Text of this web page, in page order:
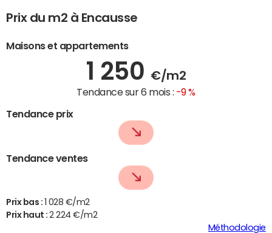
Prix du m2 à Encausse
Maisons et appartements
1 250 €/m2
Tendance sur 6 mois : -9 %
Tendance prix
Tendance ventes
Prix bas :
1 028 €/m2
Prix haut :2 224 €/m2
Méthodologie